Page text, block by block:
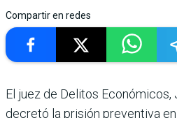
Compartir en redes
El juez de Delitos Económicos,
decretó la prisión preventiva